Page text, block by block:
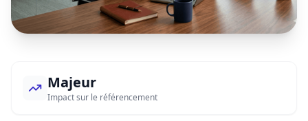
Majeur
Impact sur le référencement